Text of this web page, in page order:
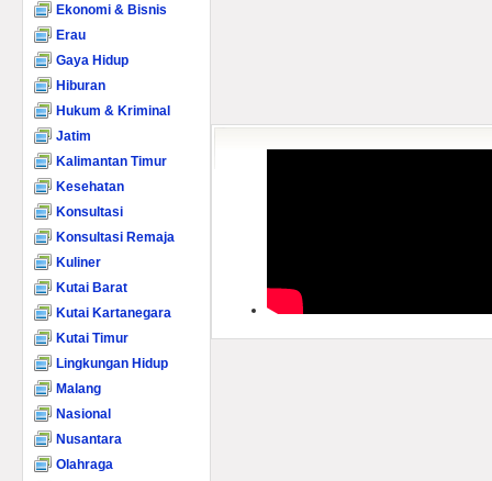
Ekonomi & Bisnis
Erau
Gaya Hidup
Hiburan
Hukum & Kriminal
Jatim
Kalimantan Timur
Kesehatan
Konsultasi
Konsultasi Remaja
Kuliner
Kutai Barat
Kutai Kartanegara
Kutai Timur
Lingkungan Hidup
Malang
Nasional
Nusantara
Olahraga